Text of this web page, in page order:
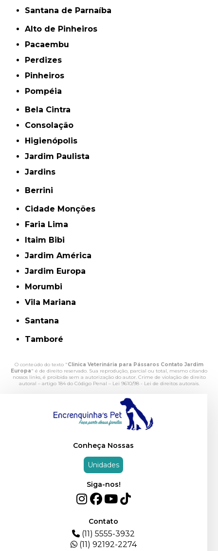
Santana de Parnaíba
Alto de Pinheiros
Pacaembu
Perdizes
Pinheiros
Pompéia
Bela Cintra
Consolação
Higienópolis
Jardim Paulista
Jardins
Berrini
Cidade Monções
Faria Lima
Itaim Bibi
Jardim América
Jardim Europa
Morumbi
Vila Mariana
Santana
Tamboré
O conteúdo do texto "Clinica Veterinária para Pássaros Contato Jardim
Europa" é de direito reservado. Sua reprodução, parcial ou total, mesmo citando
nossos links, é proibida sem a autorização do autor. Crime de violação de direito
autoral – artigo 184 do Código Penal – Lei 9610/98 - Lei de direitos autorais.
Conheça Nossas
Unidades
Siga-nos!
Contato
(11) 5555-3932
(11) 92192-2274